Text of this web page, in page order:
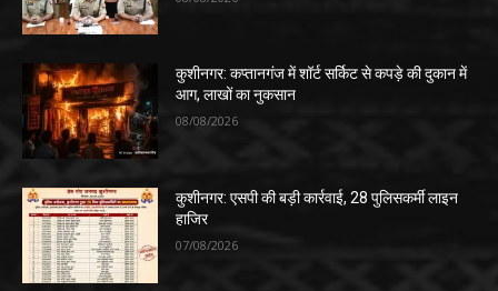
कुशीनगर: कप्तानगंज में शॉर्ट सर्किट से कपड़े की दुकान में
आग, लाखों का नुकसान
08/08/2026
कुशीनगर: एसपी की बड़ी कार्रवाई, 28 पुलिसकर्मी लाइन
हाजिर
07/08/2026